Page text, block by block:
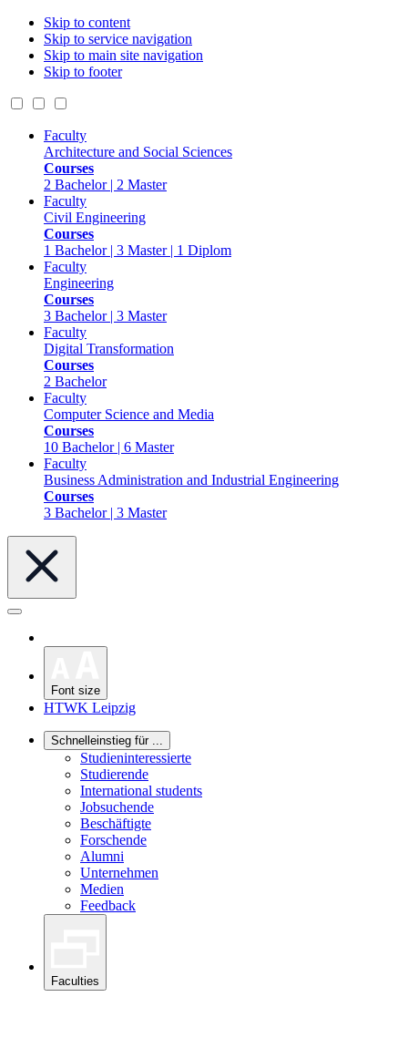
Skip to content
Skip to service navigation
Skip to main site navigation
Skip to footer
Faculty
Architecture and Social Sciences
Courses
2 Bachelor | 2 Master
Faculty
Civil Engineering
Courses
1 Bachelor | 3 Master | 1 Diplom
Faculty
Engineering
Courses
3 Bachelor | 3 Master
Faculty
Digital Transformation
Courses
2 Bachelor
Faculty
Computer Science and Media
Courses
10 Bachelor | 6 Master
Faculty
Business Administration and Industrial Engineering
Courses
3 Bachelor | 3 Master
Font size
HTWK Leipzig
Schnelleinstieg für ...
Studieninteressierte
Studierende
International students
Jobsuchende
Beschäftigte
Forschende
Alumni
Unternehmen
Medien
Feedback
Faculties